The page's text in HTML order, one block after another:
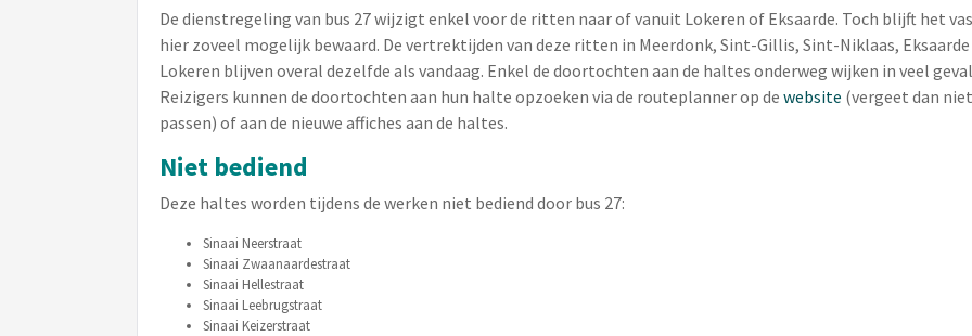
De dienstregeling van bus 27 wijzigt enkel voor de ritten naar of vanuit Lokeren of Eksaarde. Toch blijft het
hier zoveel mogelijk bewaard. De vertrektijden van deze ritten in Meerdonk, Sint-Gillis, Sint-Niklaas, Eksaarde
Lokeren blijven overal dezelfde als vandaag. Enkel de doortochten aan de haltes onderweg wijken in veel
Reizigers kunnen de doortochten aan hun halte opzoeken via de routeplanner op de website (vergeet dan
passen) of aan de nieuwe affiches aan de haltes.
Niet bediend
Deze haltes worden tijdens de werken niet bediend door bus 27:
Sinaai Neerstraat
Sinaai Zwaanaardestraat
Sinaai Hellestraat
Sinaai Leebrugstraat
Sinaai Keizerstraat